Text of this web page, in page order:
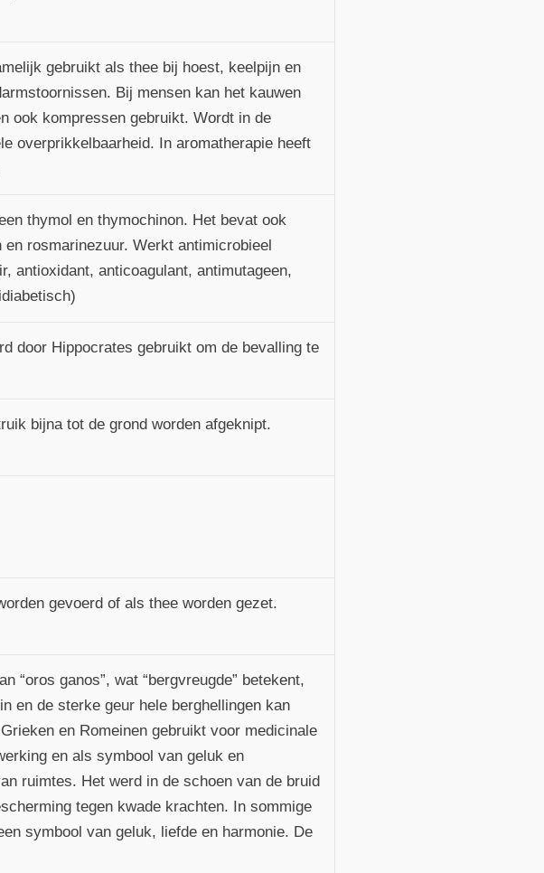
gebruikt als thee bij hoest, keelpijn en
Bij mensen kan het kauwen
ook kompressen gebruikt. Wordt in de
overprikkelbaarheid. In aromatherapie heeft
thymol en thymochinon. Het bevat ook
rosmarinezuur. Werkt antimicrobieel
antioxidant, anticoagulant, antimutageen,
door Hippocrates gebruikt om de bevalling te
bijna tot de grond worden afgeknipt.
gevoerd of als thee worden gezet.
“oros ganos”, wat “bergvreugde” betekent,
en de sterke geur hele berghellingen kan
en Romeinen gebruikt voor medicinale
en als symbool van geluk en
ruimtes. Het werd in de schoen van de bruid
tegen kwade krachten. In sommige
symbool van geluk, liefde en harmonie. De